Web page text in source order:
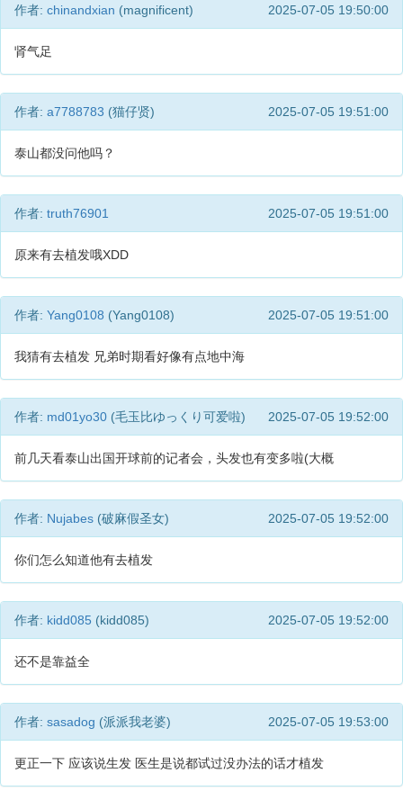
作者: chinandxian (magnificent) 2025-07-05 19:50:00
肾气足
作者: a7788783 (猫仔贤) 2025-07-05 19:51:00
泰山都没问他吗？
作者: truth76901 2025-07-05 19:51:00
原来有去植发哦XDD
作者: Yang0108 (Yang0108) 2025-07-05 19:51:00
我猜有去植发 兄弟时期看好像有点地中海
作者: md01yo30 (毛玉比ゆっくり可爱啦) 2025-07-05 19:52:00
前几天看泰山出国开球前的记者会，头发也有变多啦(大概
作者: Nujabes (破麻假圣女) 2025-07-05 19:52:00
你们怎么知道他有去植发
作者: kidd085 (kidd085) 2025-07-05 19:52:00
还不是靠益全
作者: sasadog (派派我老婆) 2025-07-05 19:53:00
更正一下 应该说生发 医生是说都试过没办法的话才植发